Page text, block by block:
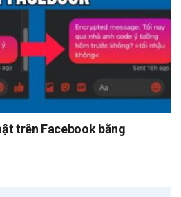
trên Facebook bằng